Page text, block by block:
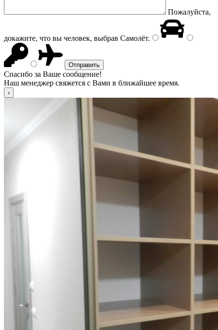
Пожалуйста,
докажите, что вы человек, выбрав Самолёт.
Спасибо за Ваше сообщение!
Наш менеджер свяжется с Вами в ближайшее время.